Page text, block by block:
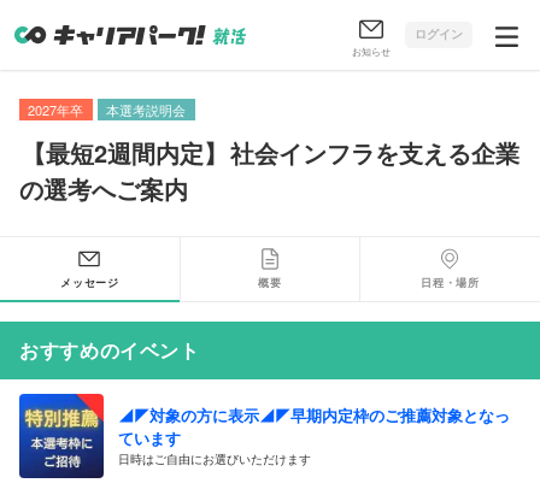
お知らせ
ログイン
2027年卒 本選考説明会
【最短2週間内定】 社会インフラを支える企業
の選考へご案内
メッセージ 概要 日程・場所
おすすめのイベント
◢◤対象の方に表示◢◤早期内定枠のご推薦対象となっ
ています
日時はご自由にお選びいただけます